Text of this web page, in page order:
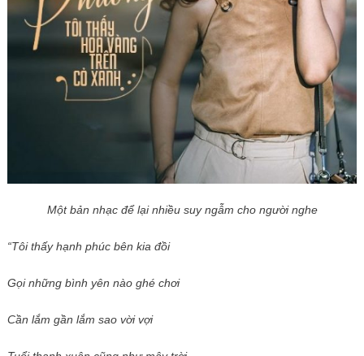
Một bản nhạc để lại nhiều suy ngẫm cho người nghe
“Tôi thấy hạnh phúc bên kia đồi
Gọi những bình yên nào ghé chơi
Cần lắm gần lắm sao vời vợi